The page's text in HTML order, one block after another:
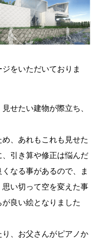
をいただいておりま
せたい建物が際立ち、
、あれもこれも見せた
、引き算や修正は悩んだ
なる事があるので、ま
い切って空を変えた事
良い絵となりました
、お父さんがピアノか